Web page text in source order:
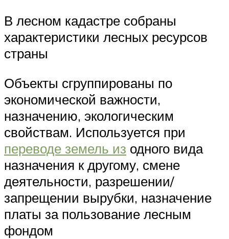
В лесном кадастре собраны
характеристики лесных ресурсов
страны
Объекты сгруппированы по
экономической важности,
назначению, экологическим
свойствам. Используется при
переводе земель из одного вида
назначения к другому, смене
деятельности, разрешении/
запрещении вырубки, назначение
платы за пользование лесным
фондом